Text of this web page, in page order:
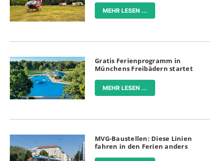
MEHR LESEN ...
Gratis Ferienprogramm in
Münchens Freibädern startet
MEHR LESEN ...
MVG-Baustellen: Diese Linien
fahren in den Ferien anders